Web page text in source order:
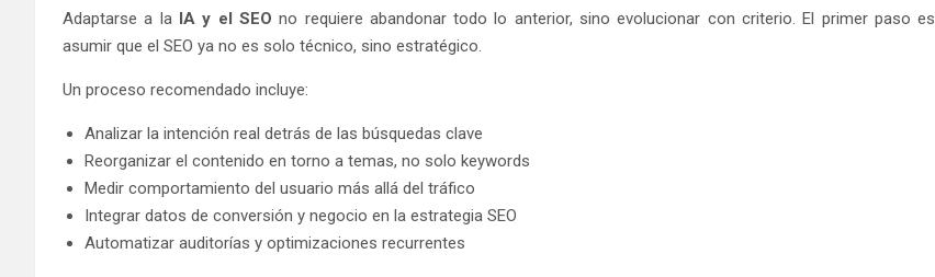
Adaptarse a la IA y el SEO no requiere abandonar todo lo anterior, sino evolucionar con criterio. El primer paso es
asumir que el SEO ya no es solo técnico, sino estratégico.
Un proceso recomendado incluye:
Analizar la intención real detrás de las búsquedas clave
Reorganizar el contenido en torno a temas, no solo keywords
Medir comportamiento del usuario más allá del tráfico
Integrar datos de conversión y negocio en la estrategia SEO
Automatizar auditorías y optimizaciones recurrentes